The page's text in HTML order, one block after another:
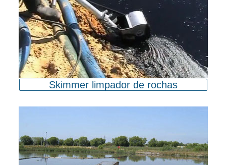
Skimmer limpador de rochas